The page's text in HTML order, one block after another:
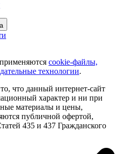
cookie-файлы,
технологии.
что данный интернет-сайт
характер и ни при
материалы и цены,
публичной офертой,
435 и 437 Гражданского